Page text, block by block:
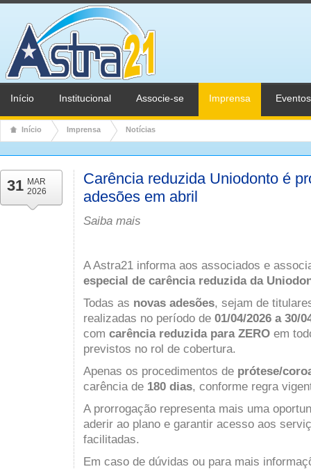
Início Institucional Associe-se Imprensa Eventos
Início Imprensa Notícias
31 MAR
2026
Carência reduzida Uniodonto é
adesões em abril
Saiba mais
A Astra21 informa aos associados e
especial de carência reduzida da
Todas as novas adesões, sejam de
realizadas no período de 01/04/2026 a 30/
com carência reduzida para ZERO em
previstos no rol de cobertura.
Apenas os procedimentos de prótese/
carência de 180 dias, conforme regra
A prorrogação representa mais uma
aderir ao plano e garantir acesso aos
facilitadas.
Em caso de dúvidas ou para mais